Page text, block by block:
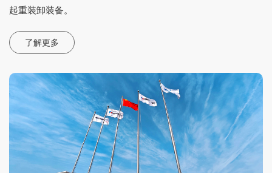
起重装卸装备。
了解更多